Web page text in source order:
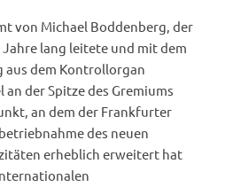
von Michael Boddenberg, der
lang leitete und mit dem
aus dem Kontrollorgan
an der Spitze des Gremiums
an dem der Frankfurter
des neuen
erheblich erweitert hat